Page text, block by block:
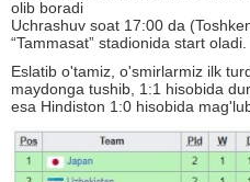
olib boradi
Uchrashuv soat 17:00 da
“Tammasat” stadionida start oladi.
Eslatib o'tamiz, o'smirlarmiz ilk
maydonga tushib, 1:1 hisobida
esa Hindiston 1:0 hisobida